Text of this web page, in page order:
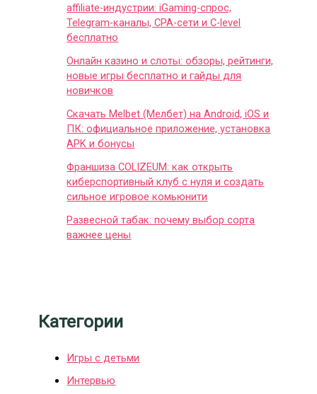
affiliate-индустрии: iGaming-спрос,
Telegram-каналы, CPA-сети и C-level
бесплатно
Онлайн казино и слоты: обзоры, рейтинги,
новые игры бесплатно и гайды для
новичков
Скачать Melbet (Мелбет) на Android, iOS и
ПК: официальное приложение, установка
APK и бонусы
Франшиза COLIZEUM: как открыть
киберспортивный клуб с нуля и создать
сильное игровое комьюнити
Развесной табак: почему выбор сорта
важнее цены
Категории
Игры с детьми
Интервью